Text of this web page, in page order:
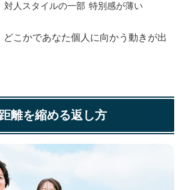
対人スタイルの一部 特別感が薄い
こかであなた個人に向かう動きが出
離を縮める返し方